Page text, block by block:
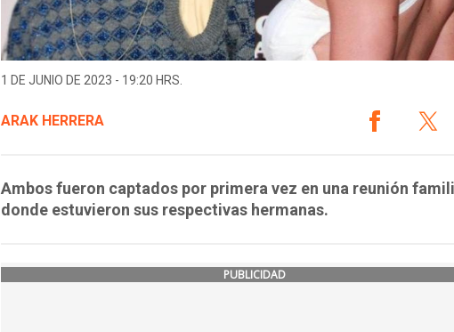
1 DE JUNIO DE 2023 - 19:20 HRS.
ARAK HERRERA
Ambos fueron captados por primera vez en una reunión
donde estuvieron sus respectivas hermanas.
PUBLICIDAD